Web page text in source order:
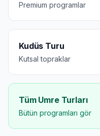
Premium programlar
Kudüs Turu
Kutsal topraklar
Tüm Umre Turları
Bütün programları gör